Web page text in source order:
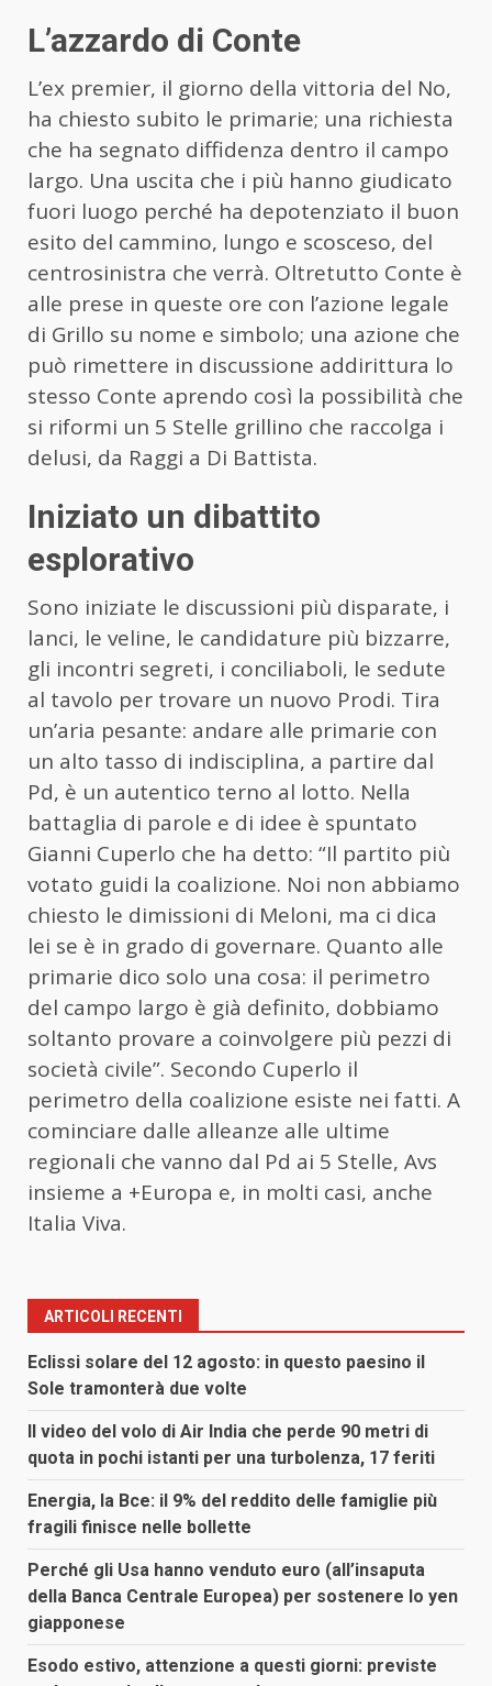
L’azzardo di Conte
L’ex premier, il giorno della vittoria del No,
ha chiesto subito le primarie; una richiesta
che ha segnato diffidenza dentro il campo
largo. Una uscita che i più hanno giudicato
fuori luogo perché ha depotenziato il buon
esito del cammino, lungo e scosceso, del
centrosinistra che verrà. Oltretutto Conte è
alle prese in queste ore con l’azione legale
di Grillo su nome e simbolo; una azione che
può rimettere in discussione addirittura lo
stesso Conte aprendo così la possibilità che
si riformi un 5 Stelle grillino che raccolga i
delusi, da Raggi a Di Battista.
Iniziato un dibattito
esplorativo
Sono iniziate le discussioni più disparate, i
lanci, le veline, le candidature più bizzarre,
gli incontri segreti, i conciliaboli, le sedute
al tavolo per trovare un nuovo Prodi. Tira
un’aria pesante: andare alle primarie con
un alto tasso di indisciplina, a partire dal
Pd, è un autentico terno al lotto. Nella
battaglia di parole e di idee è spuntato
Gianni Cuperlo che ha detto: “Il partito più
votato guidi la coalizione. Noi non abbiamo
chiesto le dimissioni di Meloni, ma ci dica
lei se è in grado di governare. Quanto alle
primarie dico solo una cosa: il perimetro
del campo largo è già definito, dobbiamo
soltanto provare a coinvolgere più pezzi di
società civile”. Secondo Cuperlo il
perimetro della coalizione esiste nei fatti. A
cominciare dalle alleanze alle ultime
regionali che vanno dal Pd ai 5 Stelle, Avs
insieme a +Europa e, in molti casi, anche
Italia Viva.
ARTICOLI RECENTI
Eclissi solare del 12 agosto: in questo paesino il
Sole tramonterà due volte
Il video del volo di Air India che perde 90 metri di
quota in pochi istanti per una turbolenza, 17 feriti
Energia, la Bce: il 9% del reddito delle famiglie più
fragili finisce nelle bollette
Perché gli Usa hanno venduto euro (all’insaputa
della Banca Centrale Europea) per sostenere lo yen
giapponese
Esodo estivo, attenzione a questi giorni: previste